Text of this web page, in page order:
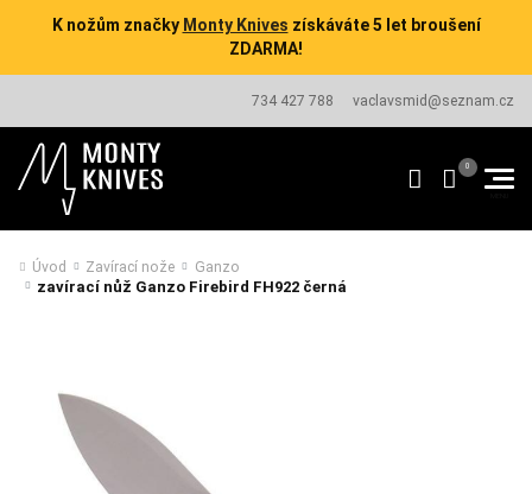
K nožům značky Monty Knives získáváte 5 let broušení
ZDARMA!
734 427 788 vaclavsmid@seznam.cz
Úvod Zavírací nože Ganzo
zavírací nůž Ganzo Firebird FH922 černá